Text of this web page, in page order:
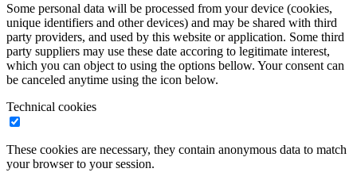
Some personal data will be processed from your device (cookies,
unique identifiers and other devices) and may be shared with third
party providers, and used by this website or application. Some third
party suppliers may use these date accoring to legitimate interest,
which you can object to using the options bellow. Your consent can
be canceled anytime using the icon below.
Technical cookies
These cookies are necessary, they contain anonymous data to match
your browser to your session.